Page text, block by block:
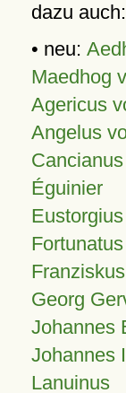
dazu auch:
• neu:
Maedhog
Agericus
Angelus
Éguinier
Georg
Johannes
Johannes
Lanuinus